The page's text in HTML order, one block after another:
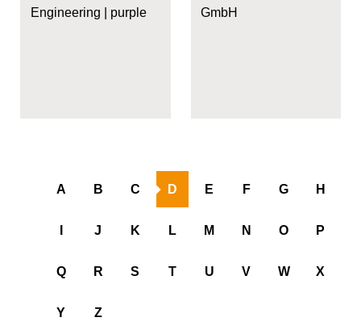
Engineering | purple
GmbH
A B C D E F G H
J K L M N O P
Q R S T U V W X
Y Z